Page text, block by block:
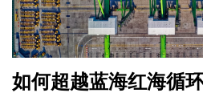
如何超越蓝海红海循